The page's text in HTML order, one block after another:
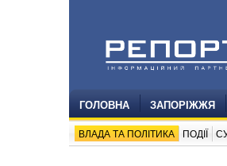
ГОЛОВНА ЗАПОРІЖЖЯ
ВЛАДА ТА ПОЛІТИКА ПОДІЇ